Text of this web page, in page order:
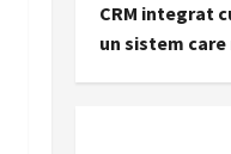
CRM integrat
un sistem